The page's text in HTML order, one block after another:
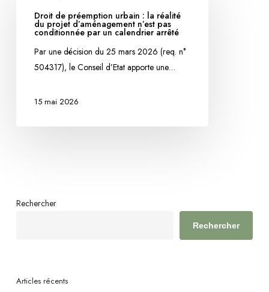
préemption
urbain
un
Droit de préemption urbain : la réalité
du projet d’aménagement n’est pas
conditionnée par un calendrier arrêté
Par une décision du 25 mars 2026 (req. n°
504317), le Conseil d’Etat apporte une…
15 mai 2026
Rechercher
Rechercher
Articles récents